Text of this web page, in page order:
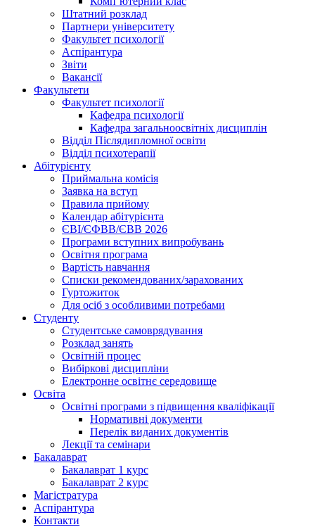
Штатний розклад
Партнери університету
Факультет психології
Аспірантура
Звіти
Вакансії
Факультети
Факультет психології
Кафедра психології
Кафедра загальноосвітніх дисциплін
Відділ Післядипломної освіти
Відділ психотерапії
Абітурієнту
Приймальна комісія
Заявка на вступ
Правила прийому
Календар абітурієнта
ЄВІ/ЄФВВ/ЄВВ 2026
Програми вступних випробувань
Освітня програма
Вартість навчання
Списки рекомендованих/зарахованих
Гуртожиток
Для осіб з особливими потребами
Студенту
Студентське самоврядування
Розклад занять
Освітній процес
Вибіркові дисципліни
Електронне освітнє середовище
Освіта
Освітні програми з підвищення кваліфікації
Нормативні документи
Перелік виданих документів
Лекції та семінари
Бакалаврат
Бакалаврат 1 курс
Бакалаврат 2 курс
Магістратура
Аспірантура
Контакти